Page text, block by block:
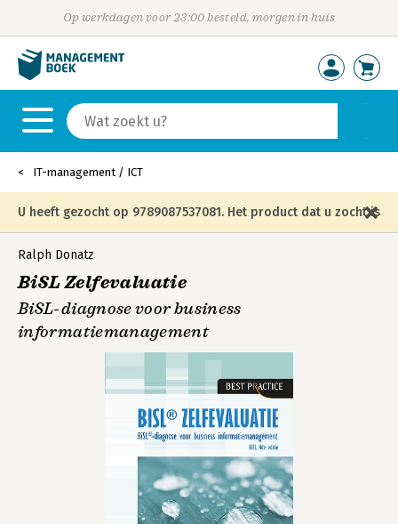
Op werkdagen voor 23:00 besteld, morgen in huis
IT-management / ICT
U heeft gezocht op 9789087537081. Het product dat u zocht is
niet meer in die editie leverbaar en is vervangen door de
onderstaande editie.
Ralph Donatz
BiSL Zelfevaluatie
BiSL-diagnose voor business
informatiemanagement